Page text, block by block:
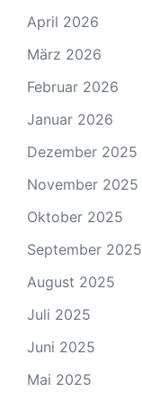
April 2026
März 2026
Februar 2026
Januar 2026
Dezember 2025
November 2025
Oktober 2025
September 2025
August 2025
Juli 2025
Juni 2025
Mai 2025